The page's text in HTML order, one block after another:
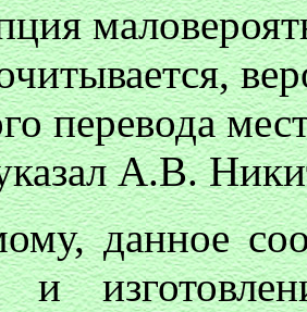
перевода
А.В.
данное
и